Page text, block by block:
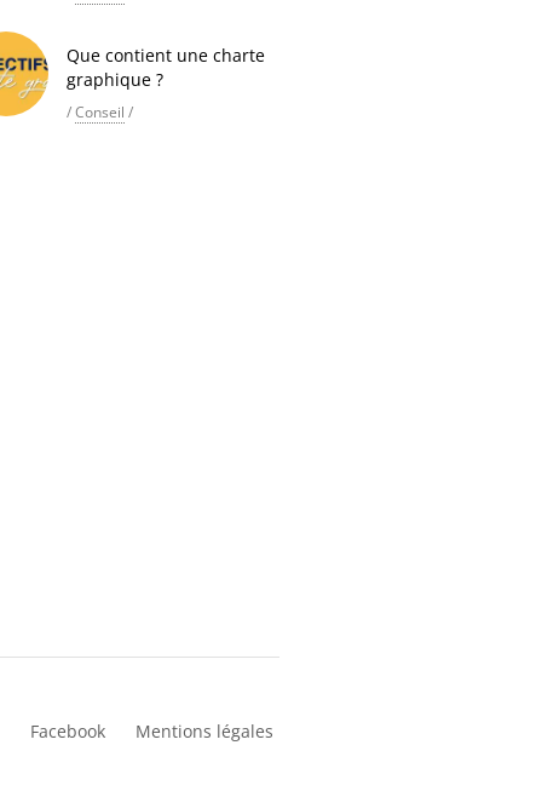
Que contient une charte
graphique ?
/Conseil /
Facebook Mentions légales